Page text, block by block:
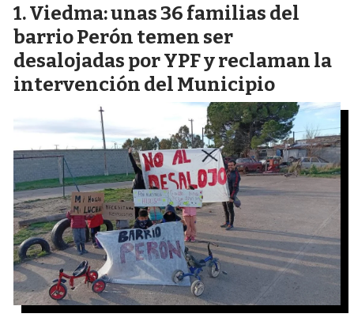
Viedma: unas 36 familias del
barrio Perón temen ser
desalojadas por YPF y reclaman la
intervención del Municipio